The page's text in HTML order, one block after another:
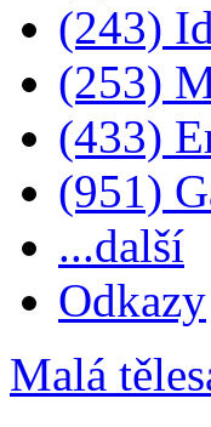
(243)
(253)
(433)
(951)
...další
Odkazy
Malá